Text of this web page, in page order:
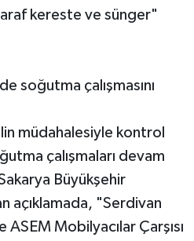
kereste ve sünger"
soğutma çalışmasını
müdahalesiyle kontrol
çalışmaları devam
Büyükşehir
açıklamada, "Serdivan
Mobilyacılar Çarşısı